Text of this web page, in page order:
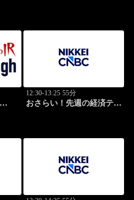
12:30-13:25 55分
おさらい！先週の経済テー